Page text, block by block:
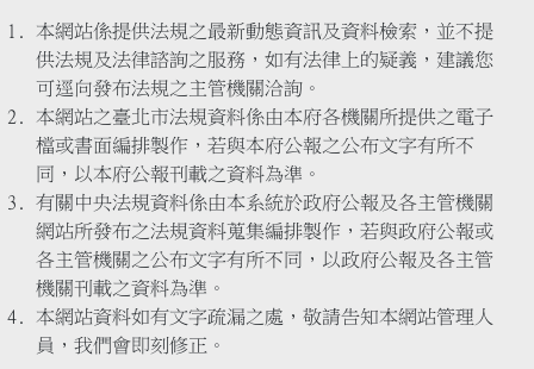
本網站係提供法規之最新動態資訊及資料檢索，並不提
供法規及法律諮詢之服務，如有法律上的疑義，建議您
可逕向發布法規之主管機關洽詢。
本網站之臺北市法規資料係由本府各機關所提供之電子
檔或書面編排製作，若與本府公報之公布文字有所不
同，以本府公報刊載之資料為準。
有關中央法規資料係由本系統於政府公報及各主管機關
網站所發布之法規資料蒐集編排製作，若與政府公報或
各主管機關之公布文字有所不同，以政府公報及各主管
機關刊載之資料為準。
本網站資料如有文字疏漏之處，敬請告知本網站管理人
員，我們會即刻修正。